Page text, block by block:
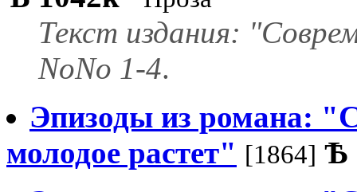
Текст издания:
NoNo 1-4.
Эпизоды из романа:
молодое растет" [1864] Ѣ